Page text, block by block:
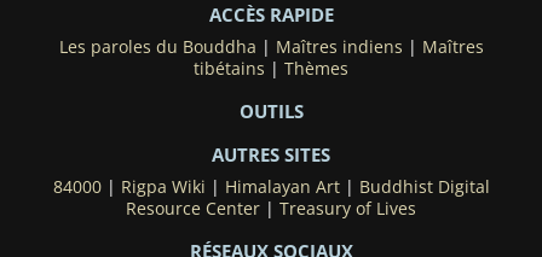
ACCÈS RAPIDE
Les paroles du Bouddha | Maîtres indiens | Maîtres
tibétains | Thèmes
OUTILS
AUTRES SITES
84000| Rigpa Wiki | Himalayan Art| Buddhist Digital
Resource Center | Treasury of Lives
RÉSEAUX SOCIAUX